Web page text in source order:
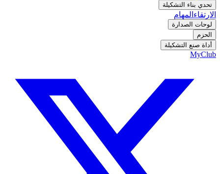
تحدي بناء التشكيلة
الارتقاء المهام
لوحات الصدارة
الحزم
أداة صنع التشكيلة
MyClub